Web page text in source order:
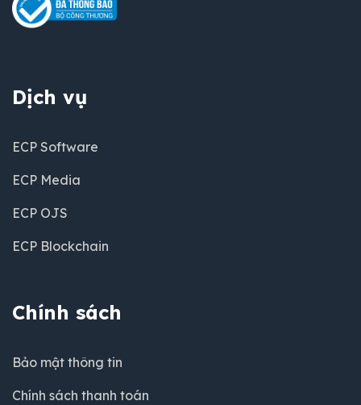
Dịch vụ
ECP Software
ECP Media
ECP OJS
ECP Blockchain
Chính sách
Bảo mật thông tin
Chính sách thanh toán